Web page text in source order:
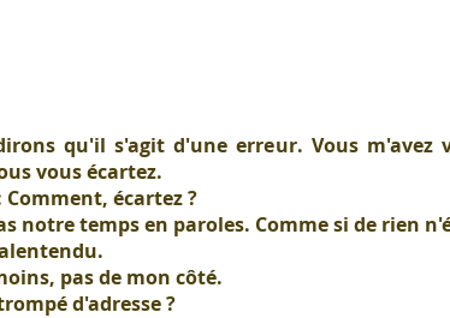
qu'il s'agit d'une erreur. Vous
vous écartez.
Comment, écartez ?
notre temps en paroles. Comme si de rien
pas de mon côté.
d'adresse ?